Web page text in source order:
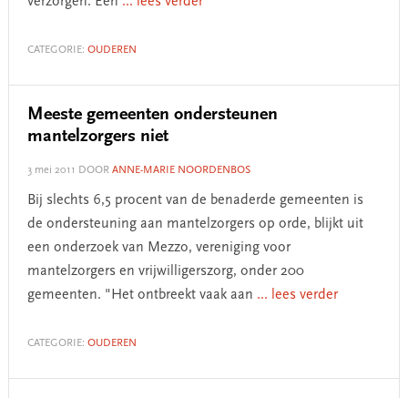
CATEGORIE: OUDEREN
Meeste gemeenten ondersteunen
mantelzorgers niet
3 mei 2011 DOOR ANNE-MARIE NOORDENBOS
Bij slechts 6,5 procent van de benaderde gemeenten is
de ondersteuning aan mantelzorgers op orde, blijkt uit
een onderzoek van Mezzo, vereniging voor
mantelzorgers en vrijwilligerszorg, onder 200
gemeenten. "Het ontbreekt vaak aan ... lees verder
CATEGORIE: OUDEREN